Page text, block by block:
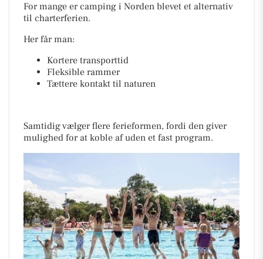
For mange er camping i Norden blevet et alternativ
til charterferien.
Her får man:
Kortere transporttid
Fleksible rammer
Tættere kontakt til naturen
Samtidig vælger flere ferieformen, fordi den giver
mulighed for at koble af uden et fast program.